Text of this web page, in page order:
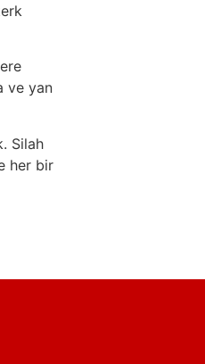
ve yan
Silah
her bir